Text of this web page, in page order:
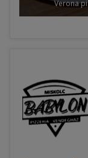
Verona